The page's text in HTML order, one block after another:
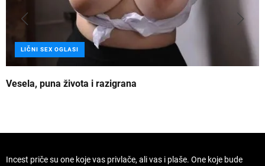
LIČNI SEX OGLASI
Vesela, puna života i razigrana
Incest priče su one koje vas privlače, ali vas i plaše. One koje bude